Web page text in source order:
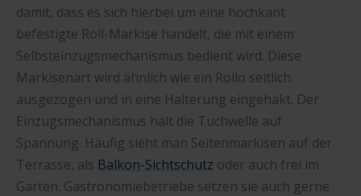
damit, dass es sich hierbei um eine hochkant
befestigte Roll-Markise handelt, die mit einem
Selbsteinzugsmechanismus bedient wird. Diese
Markisenart wird ähnlich wie ein Rollo seitlich
ausgezogen und in eine Halterung eingehakt. Der
Einzugsmechanismus hält die Tuchwelle auf
Spannung. Häufig sieht man Seitenmarkisen auf der
Terrasse, als Balkon-Sichtschutz oder auch frei im
Garten. Gastronomiebetriebe setzen sie auch gerne